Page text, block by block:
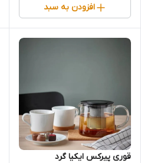
افزودن به سبد
قوری پیرکس ایکیا گرد